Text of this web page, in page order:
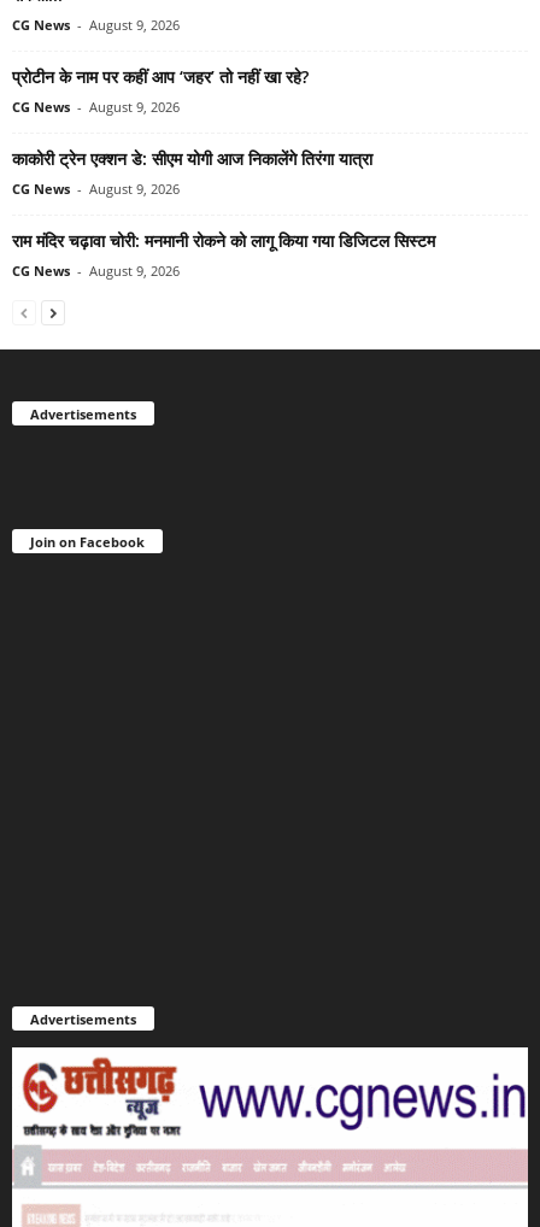
CG News - August 9, 2026
प्रोटीन के नाम पर कहीं आप ‘जहर’ तो नहीं खा रहे?
CG News - August 9, 2026
काकोरी ट्रेन एक्शन डे: सीएम योगी आज निकालेंगे तिरंगा यात्रा
CG News - August 9, 2026
राम मंदिर चढ़ावा चोरी: मनमानी रोकने को लागू किया गया डिजिटल सिस्टम
CG News - August 9, 2026
Advertisements
Join on Facebook
Advertisements